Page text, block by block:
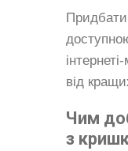
Придбати
від
Чим
з